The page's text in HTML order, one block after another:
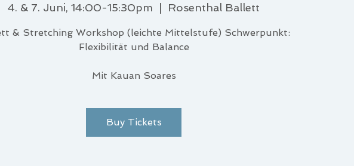
4. & 7. Juni, 14:00-15:30pm Rosenthal Ballett
& Stretching Workshop (leichte Mittelstufe) Schwerpunkt:
Flexibilität und Balance
Buy Tickets